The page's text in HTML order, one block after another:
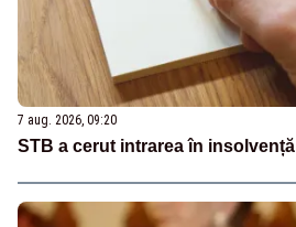
7 aug. 2026, 09:20
STB a cerut intrarea în insolvență